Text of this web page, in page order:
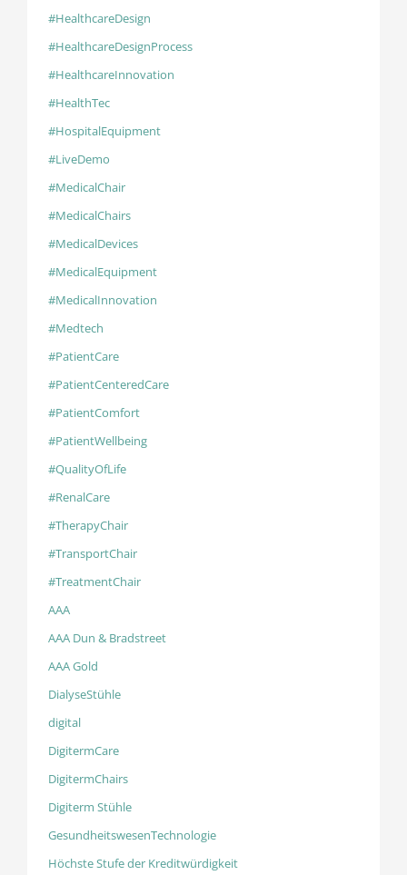
#HealthcareDesign
#HealthcareDesignProcess
#HealthcareInnovation
#HealthTec
#HospitalEquipment
#LiveDemo
#MedicalChair
#MedicalChairs
#MedicalDevices
#MedicalEquipment
#MedicalInnovation
#Medtech
#PatientCare
#PatientCenteredCare
#PatientComfort
#PatientWellbeing
#QualityOfLife
#RenalCare
#TherapyChair
#TransportChair
#TreatmentChair
AAA
AAA Dun & Bradstreet
AAA Gold
DialyseStühle
digital
DigitermCare
DigitermChairs
Digiterm Stühle
GesundheitswesenTechnologie
Höchste Stufe der Kreditwürdigkeit